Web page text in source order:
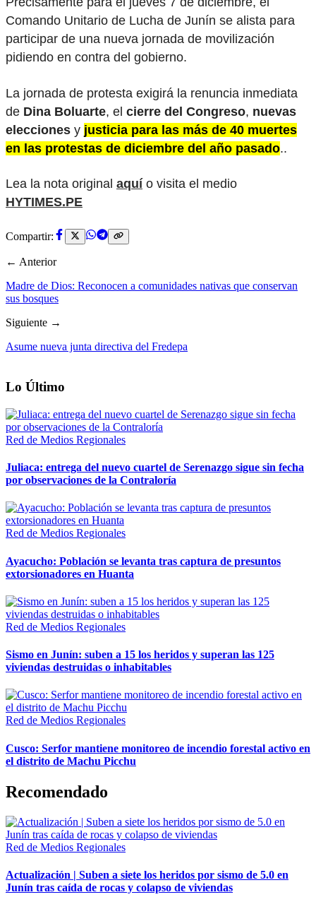
Comando Unitario de Lucha de Junín se alista para
participar de una nueva jornada de movilización
pidiendo en contra del gobierno.
La jornada de protesta exigirá la renuncia inmediata
de Dina Boluarte, el cierre del Congreso, nuevas
elecciones y justicia para las más de 40 muertes
en las protestas de diciembre del año pasado..
Lea la nota original aquí o visita el medio
HYTIMES.PE
Compartir:
← Anterior
Madre de Dios: Reconocen a comunidades nativas que conservan
sus bosques
Siguiente →
Asume nueva junta directiva del Fredepa
Lo Último
Red de Medios Regionales
Juliaca: entrega del nuevo cuartel de Serenazgo sigue sin fecha
por observaciones de la Contraloría
Red de Medios Regionales
Ayacucho: Población se levanta tras captura de presuntos
extorsionadores en Huanta
Red de Medios Regionales
Sismo en Junín: suben a 15 los heridos y superan las 125
viviendas destruidas o inhabitables
Red de Medios Regionales
Cusco: Serfor mantiene monitoreo de incendio forestal activo en
el distrito de Machu Picchu
Recomendado
Red de Medios Regionales
Actualización | Suben a siete los heridos por sismo de 5.0 en
Junín tras caída de rocas y colapso de viviendas